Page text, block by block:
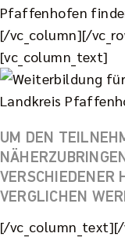
Pfaffenhofen
[/vc_column][/
[vc_column_text]
UM DEN
VERSCHIEDENER
VERGLICHEN
[/